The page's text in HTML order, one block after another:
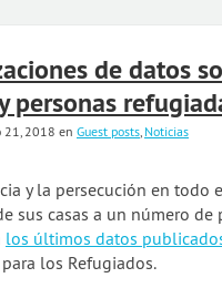
de datos
personas
21, 2018 en Guest posts, Noticias
y la persecución en todo
sus casas a un número de
los últimos datos
los Refugiados.